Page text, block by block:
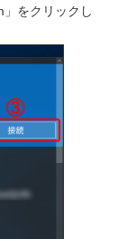
をクリックし